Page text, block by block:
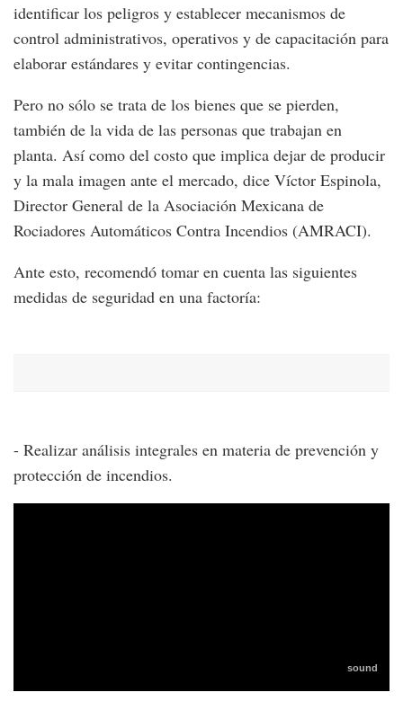
identificar los peligros y establecer mecanismos de
control administrativos, operativos y de capacitación para
elaborar estándares y evitar contingencias.
Pero no sólo se trata de los bienes que se pierden,
también de la vida de las personas que trabajan en
planta. Así como del costo que implica dejar de producir
y la mala imagen ante el mercado, dice Víctor Espinola,
Director General de la Asociación Mexicana de
Rociadores Automáticos Contra Incendios (AMRACI).
Ante esto, recomendó tomar en cuenta las siguientes
medidas de seguridad en una factoría:
- Realizar análisis integrales en materia de prevención y
protección de incendios.